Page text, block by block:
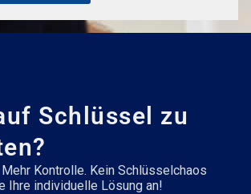
Schlüssel zu
Kontrolle. Kein Schlüsselchaos
Ihre individuelle Lösung an!